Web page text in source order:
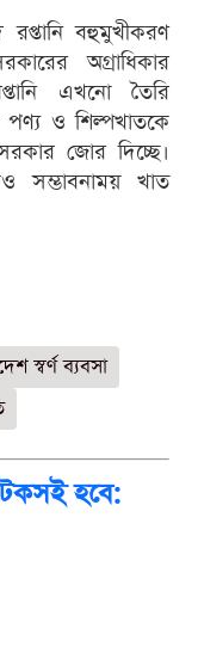
বহুমুখীকরণ
অগ্রাধিকার
এখনো তৈরি
পণ্য ও শিল্পখাতকে
জোর দিচ্ছে।
সম্ভাবনাময় খাত
স্বর্ণ ব্যবসা
হবে: